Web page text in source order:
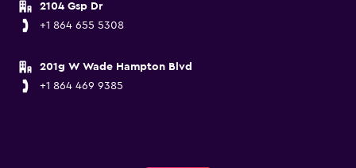
2104 Gsp Dr
+1 864 655 5308
201g W Wade Hampton Blvd
+1 864 469 9385